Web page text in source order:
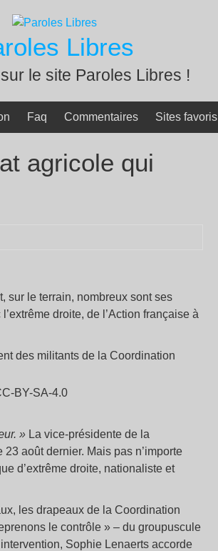
Libres
le site Paroles Libres !
Faq Commentaires Sites favoris
agricole qui
sur le terrain, nombreux sont ses
droite, de l’Action française à
BY-SA-4.0
» La vice-présidente de la
août dernier. Mais pas n’importe
d’extrême droite, nationaliste et
les drapeaux de la Coordination
le contrôle » – du groupuscule
Sophie Lenaerts accorde